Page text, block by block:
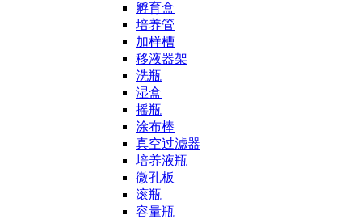
孵育盒
培养管
加样槽
移液器架
洗瓶
湿盒
摇瓶
涂布棒
真空过滤器
培养液瓶
微孔板
滚瓶
容量瓶